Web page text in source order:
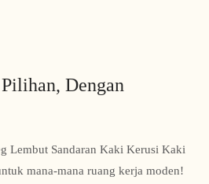
Dengan
Lembut Sandaran Kaki Kerusi Kaki
mana-mana ruang kerja moden!